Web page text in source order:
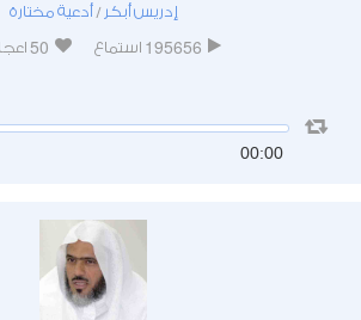
إدريس أبكر /أدعية مختارة
195656 استماع 50
00:00